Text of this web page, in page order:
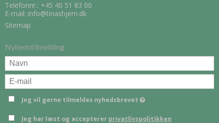
Telefonnr.: +45 40 51 83 00
E-mail: info@tinashjem.dk
Sitemap
Nyhedstilmelding
Jeg vil gerne tilmeldes nyhedsbrevet
Jeg har læst og accepterer privatlivspolitikken